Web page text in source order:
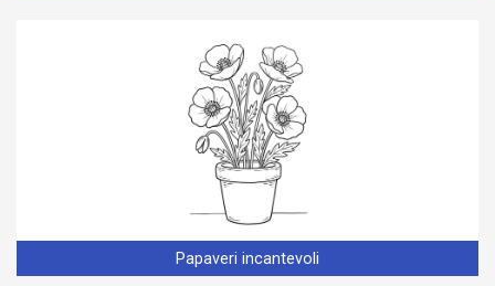
Papaveri incantevoli